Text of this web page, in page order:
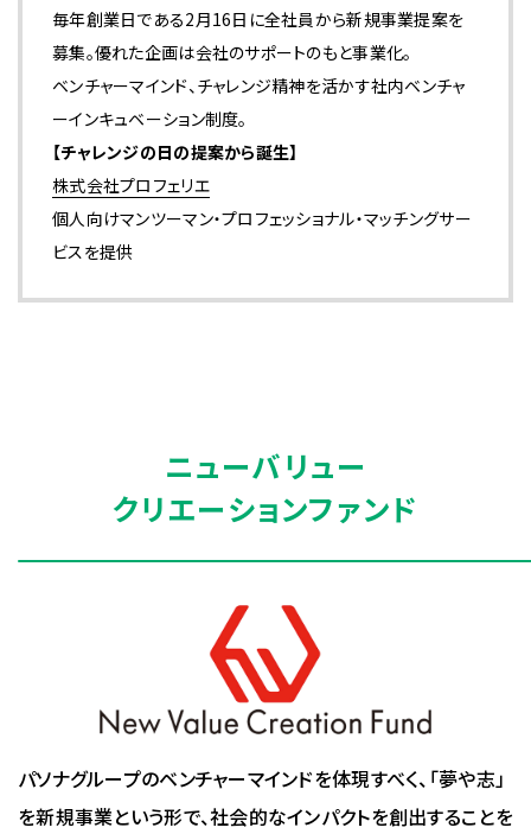
毎年創業日である2月16日に全社員から新規事業提案を
募集。優れた企画は会社のサポートのもと事業化。
ベンチャーマインド、チャレンジ精神を活かす社内ベンチャ
ーインキュベーション制度。
【チャレンジの日の提案から誕生】
株式会社プロフェリエ
個人向けマンツーマン・プロフェッショナル・マッチングサー
ビスを提供
ニューバリュー
クリエーションファンド
パソナグループのベンチャーマインドを体現すべく、「夢や志」
を新規事業という形で、社会的なインパクトを創出することを